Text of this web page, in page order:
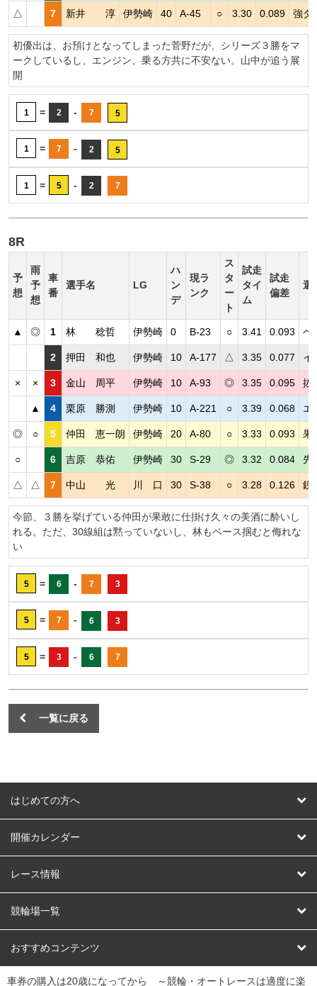
△ 7 新井 淳 伊勢崎 40 A-45 ○ 3.30 0.089 強ダ
初優出は、お預けとなってしまった菅野だが、シリーズ３勝をマ
ークしているし、エンジン、乗る方共に不安ない。山中が追う展
開
1 = 2 - 7 5
1 = 7 - 2 5
1 = 5 - 2 7
8R
予
想
雨
予
想
車
番
選手名 LG
ハ
ン
デ
現ラ
ンク
ス
タ
ー
ト
試走
タイ
ム
試走
偏差
選
▲ ◎ 1 林 稔哲 伊勢崎 0 B-23 ○ 3.41 0.093 ペ
2 押田 和也 伊勢崎 10 A-177 △ 3.35 0.077 イ
× × 3 金山 周平 伊勢崎 10 A-93 ◎ 3.35 0.095 抜
▲ 4 栗原 勝測 伊勢崎 10 A-221 ○ 3.39 0.068 エ
◎ ○ 5 仲田 恵一朗 伊勢崎 20 A-80 ○ 3.33 0.093 果
○ 6 吉原 恭佑 伊勢崎 30 S-29 ◎ 3.32 0.084 先
△ △ 7 中山 光 川 口 30 S-38 ○ 3.28 0.126 鋭
今節、３勝を挙げている仲田が果敢に仕掛け久々の美酒に酔いし
れる。ただ、30線組は黙っていないし、林もペース掴むと侮れな
い
5 = 6 - 7 3
5 = 7 - 6 3
5 = 3 - 6 7
一覧に戻る
はじめての方へ
はじめての方へ
開催カレンダー
競輪
オートレース
競輪くじ
レース情報
レース予想
レース結果
競輪場一覧
北日本 函館競輪場
おすすめコンテンツ
車券の購入は20歳になってから ～競輪・オートレースは適度に楽